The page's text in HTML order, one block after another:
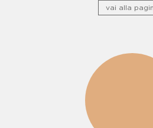
vai alla